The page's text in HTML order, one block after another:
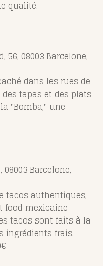
qualité.
56, 08003 Barcelone,
dans les rues de
tapas et des plats
"Bomba," une
08003 Barcelone,
tacos authentiques,
food mexicaine
tacos sont faits à la
ingrédients frais.